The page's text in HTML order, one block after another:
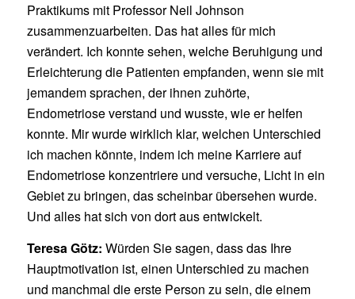
Praktikums mit Professor Neil Johnson
zusammenzuarbeiten. Das hat alles für mich
verändert. Ich konnte sehen, welche Beruhigung und
Erleichterung die Patienten empfanden, wenn sie mit
jemandem sprachen, der ihnen zuhörte,
Endometriose verstand und wusste, wie er helfen
konnte. Mir wurde wirklich klar, welchen Unterschied
ich machen könnte, indem ich meine Karriere auf
Endometriose konzentriere und versuche, Licht in ein
Gebiet zu bringen, das scheinbar übersehen wurde.
Und alles hat sich von dort aus entwickelt.
Teresa Götz: Würden Sie sagen, dass das Ihre
Hauptmotivation ist, einen Unterschied zu machen
und manchmal die erste Person zu sein, die einem